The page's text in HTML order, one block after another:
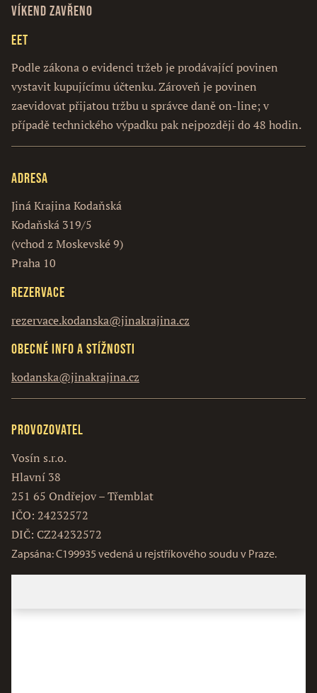
Víkend zavřeno
EET
Podle zákona o evidenci tržeb je prodávající povinen
vystavit kupujícímu účtenku. Zároveň je povinen
zaevidovat přijatou tržbu u správce daně on-line; v
případě technického výpadku pak nejpozději do 48 hodin.
Adresa
Jiná Krajina Kodaňská
Kodaňská 319/5
(vchod z Moskevské 9)
Praha 10
Rezervace
rezervace.kodanska@jinakrajina.cz
Obecné info a stížnosti
kodanska@jinakrajina.cz
Provozovatel
Vosín s.r.o.
Hlavní 38
251 65 Ondřejov – Třemblat
IČO: 24232572
DIČ: CZ24232572
Zapsána: C199935 vedená u rejstříkového soudu v Praze.